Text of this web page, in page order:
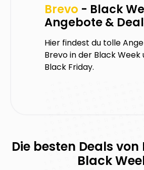
Brevo - Black
Angebote &
Hier findest du tolle
Brevoin der Black Week
Black Friday.
Die besten Deals von
Black